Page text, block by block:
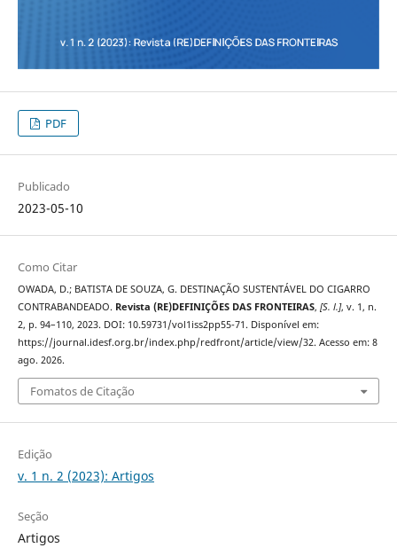
PDF
Publicado
2023-05-10
Como Citar
OWADA, D.; BATISTA DE SOUZA, G. DESTINAÇÃO SUSTENTÁVEL DO CIGARRO
CONTRABANDEADO. Revista (RE)DEFINIÇÕES DAS FRONTEIRAS, [S. l.], v. 1, n.
2, p. 94–110, 2023. DOI: 10.59731/vol1iss2pp55-71. Disponível em:
https://journal.idesf.org.br/index.php/redfront/article/view/32. Acesso em: 8
ago. 2026.
Fomatos de Citação
Edição
v. 1 n. 2 (2023): Artigos
Seção
Artigos